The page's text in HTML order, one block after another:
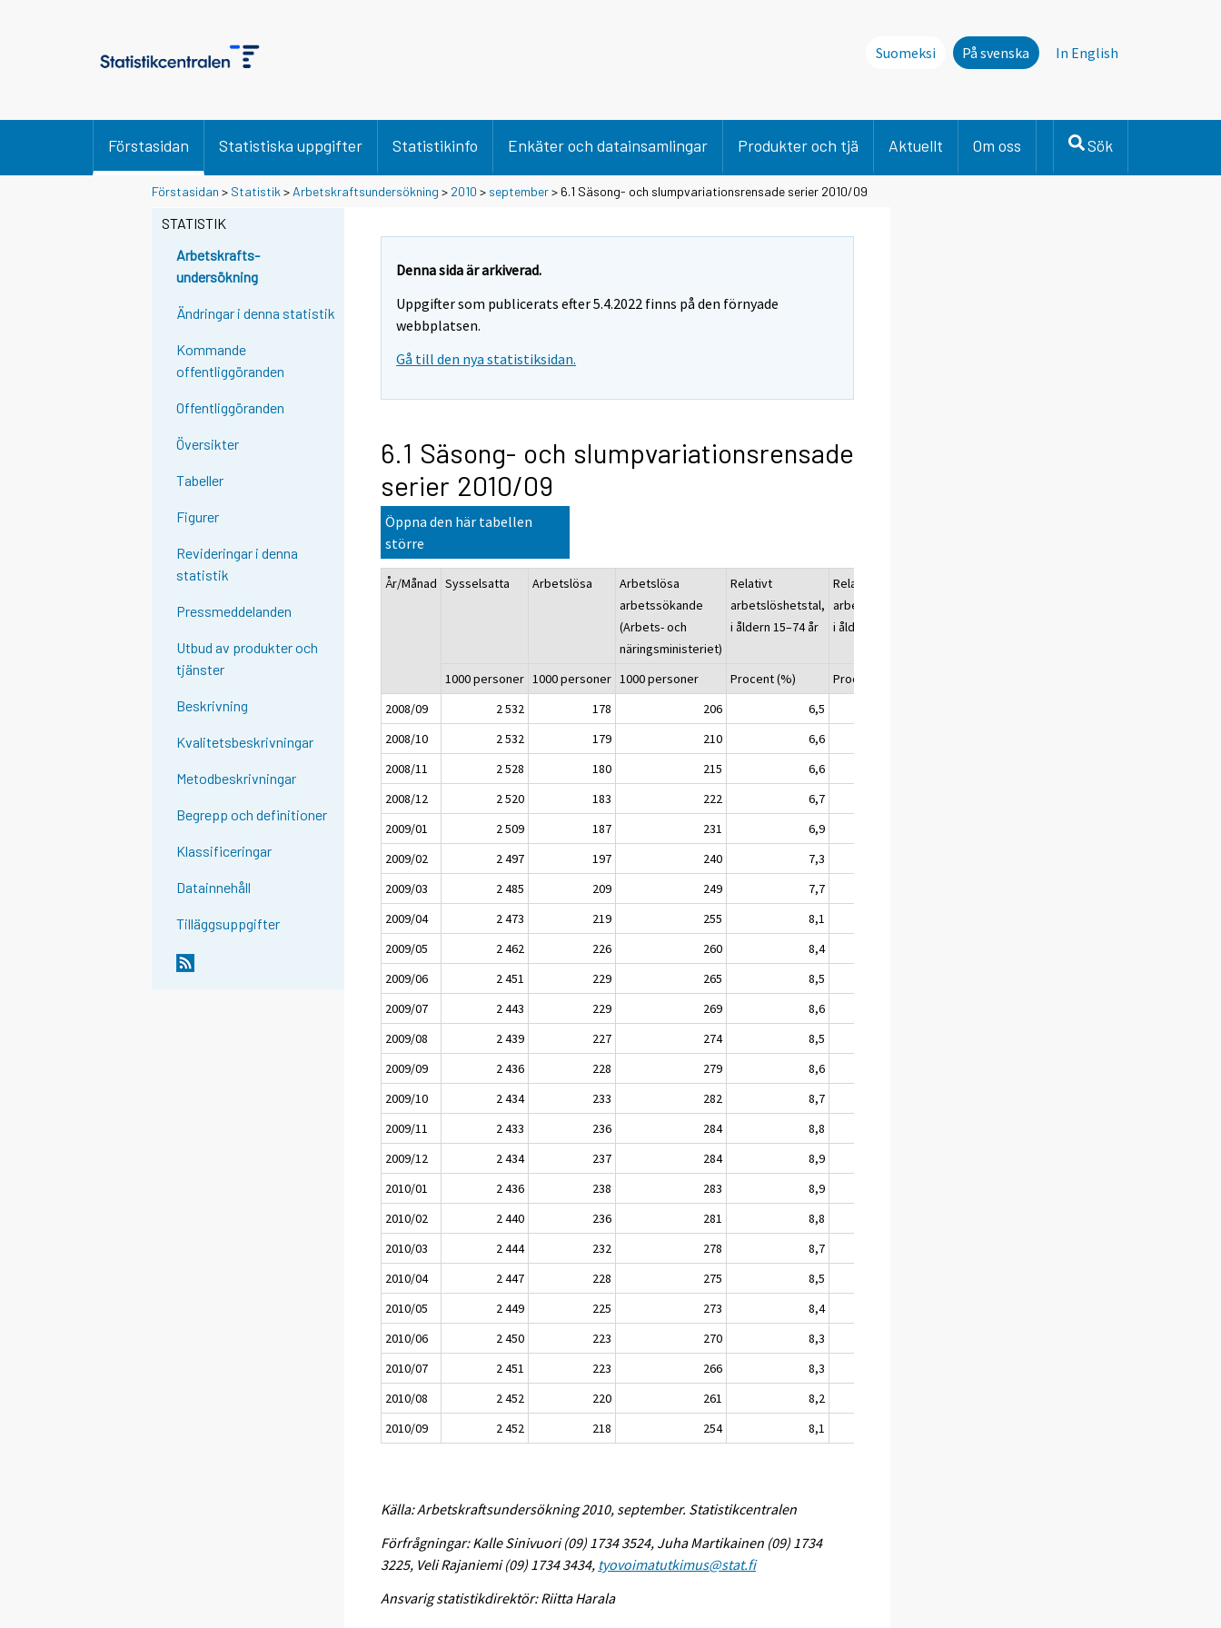
Suomeksi På svenska In English
Förstasidan Statistiska uppgifter Statistikinfo Enkäter och datainsamlingar Produkter och tjä Aktuellt Om oss Sök
Förstasidan > Statistik > Arbetskraftsundersökning > 2010 > september> 6.1 Säsong- och slumpvariationsrensade serier 2010/09
STATISTIK
Arbetskrafts-
undersökning
Ändringar i denna statistik
Kommande
offentliggöranden
Offentliggöranden
Översikter
Tabeller
Figurer
Revideringar i denna
statistik
Pressmeddelanden
Utbud av produkter och
tjänster
Beskrivning
Kvalitetsbeskrivningar
Metodbeskrivningar
Begrepp och definitioner
Klassificeringar
Datainnehåll
Tilläggsuppgifter
Denna sida är arkiverad.
Uppgifter som publicerats efter 5.4.2022 finns på den förnyade
webbplatsen.
Gå till den nya statistiksidan.
6.1 Säsong- och slumpvariationsrensade
serier 2010/09
Öppna den här tabellen
större
År/Månad Sysselsatta Arbetslösa
Arbetslösa
arbetssökande
(Arbets- och
näringsministeriet)
Relativt
arbetslöshetstal,
i åldern 15–74 år
Relativt
arbetslöshetstal,
i åldern 15–24 år
1000 personer 1000 personer 1000 personer Procent (%)
Procent (%)
2008/09
2 532 178 206 6,5
2008/10
2 532 179 210 6,6
2008/11
2 528 180 215 6,6
2008/12
2 520 183 222 6,7
2009/01
2 509 187 231 6,9
2009/02
2 497 197 240 7,3
2009/03
2 485 209 249 7,7
2009/04
2 473 219 255 8,1
2009/05
2 462 226 260 8,4
2009/06
2 451 229 265 8,5
2009/07
2 443 229 269 8,6
2009/08
2 439 227 274 8,5
2009/09
2 436 228 279 8,6
2009/10
2 434 233 282 8,7
2009/11
2 433 236 284 8,8
2009/12
2 434 237 284 8,9
2010/01
2 436 238 283 8,9
2010/02
2 440 236 281 8,8
2010/03
2 444 232 278 8,7
2010/04
2 447 228 275 8,5
2010/05
2 449 225 273 8,4
2010/06
2 450 223 270 8,3
2010/07
2 451 223 266 8,3
2010/08
2 452 220 261 8,2
2010/09
2 452 218 254 8,1
Källa: Arbetskraftsundersökning 2010, september. Statistikcentralen
Förfrågningar: Kalle Sinivuori (09) 1734 3524, Juha Martikainen (09) 1734
3225, Veli Rajaniemi (09) 1734 3434, tyovoimatutkimus@stat.fi
Ansvarig statistikdirektör: Riitta Harala